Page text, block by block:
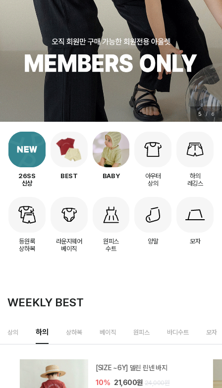
5 / 6
26SS
신상
BEST BABY
아우터
상의
하의
레깅스
등원룩
상하복
라운지웨어
베이직
원피스
수트
양말 모자
WEEKLY BEST
상의 하의 상하복 베이직 원피스 바디수트 모자
[SIZE ~6Y] 델린 린넨 바지
10% 21,600원 24,000원